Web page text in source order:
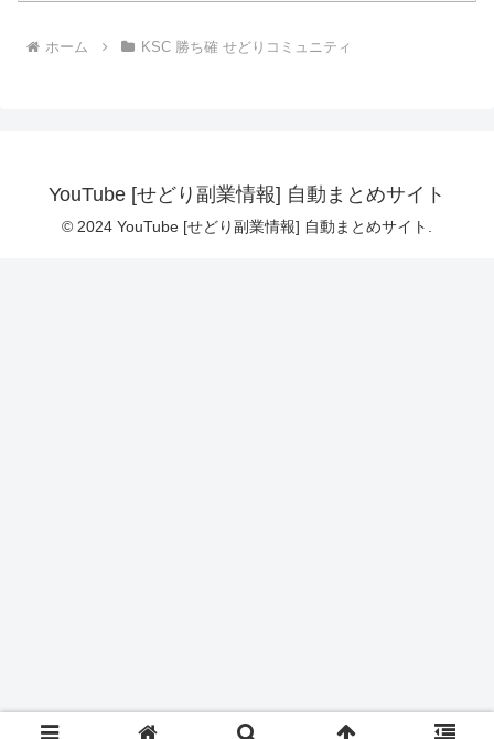
ホーム KSC 勝ち確 せどりコミュニティ
YouTube [せどり副業情報] 自動まとめサイト
© 2024 YouTube [せどり副業情報] 自動まとめサイト.